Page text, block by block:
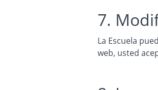
7.
La Escuela
web, usted